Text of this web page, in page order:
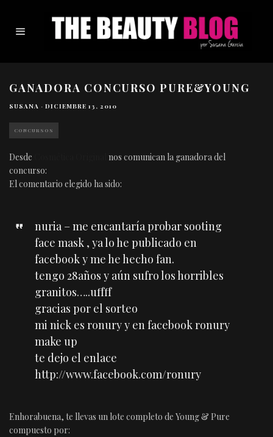
GANADORA CONCURSO PURE&YOUNG
SUSANA · DICIEMBRE 13, 2010
CONCURSOS
Desde
nos comunican la ganadora del
concurso:
El comentario elegido ha sido:
nuria – me encantaría probar sooting
face mask , ya lo he publicado en
facebook y me he hecho fan.
tengo 28años y aún sufro los horribles
granitos…..uffff
gracias por el sorteo
mi nick es ronury y en facebook ronury
make up
te dejo el enlace
http://www.facebook.com/ronury
Enhorabuena, te llevas un lote completo de Young & Pure
compuesto por: